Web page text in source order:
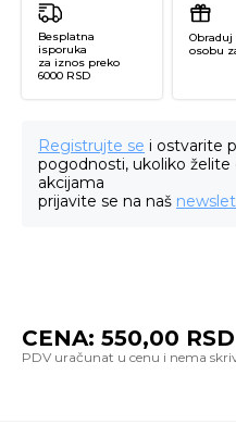
Besplatna
isporuka
za iznos preko
6000 RSD
osobu
Registrujte se i ostvarite
pogodnosti, ukoliko
akcijama
prijavite se na naš
CENA: 550,00 RSD